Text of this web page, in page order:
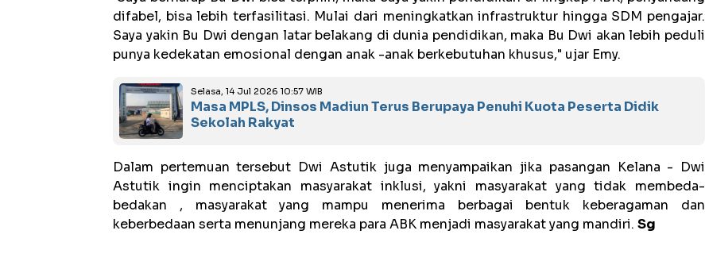
difabel, bisa lebih terfasilitasi. Mulai dari meningkatkan infrastruktur hingga SDM pengajar.
Saya yakin Bu Dwi dengan latar belakang di dunia pendidikan, maka Bu Dwi akan lebih peduli
punya kedekatan emosional dengan anak -anak berkebutuhan khusus," ujar Emy.
Selasa, 14 Jul 2026 10:57 WIB
Masa MPLS, Dinsos Madiun Terus Berupaya Penuhi Kuota Peserta Didik
Sekolah Rakyat
Dalam pertemuan tersebut Dwi Astutik juga menyampaikan jika pasangan Kelana - Dwi
Astutik ingin menciptakan masyarakat inklusi, yakni masyarakat yang tidak membeda-
bedakan , masyarakat yang mampu menerima berbagai bentuk keberagaman dan
keberbedaan serta menunjang mereka para ABK menjadi masyarakat yang mandiri. Sg